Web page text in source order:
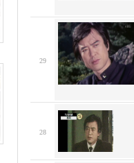
29
28